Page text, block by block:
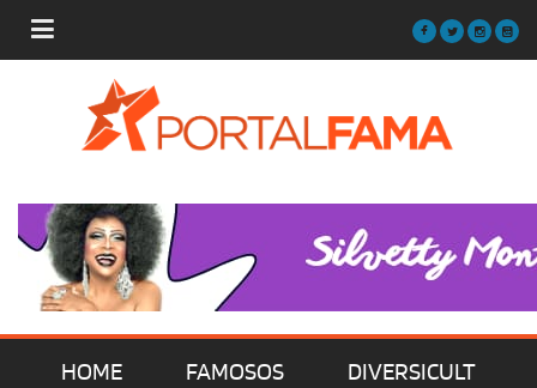
HOME FAMOSOS DIVERSICULT